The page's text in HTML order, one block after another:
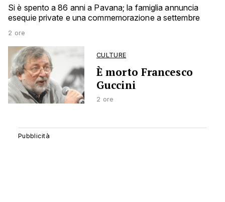
Si è spento a 86 anni a Pavana; la famiglia annuncia
esequie private e una commemorazione a settembre
2 ore
CULTURE
È morto Francesco
Guccini
2 ore